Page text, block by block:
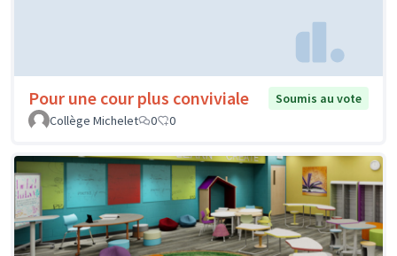
Pour une cour plus conviviale
Soumis au vote
Collège Michelet
0 0